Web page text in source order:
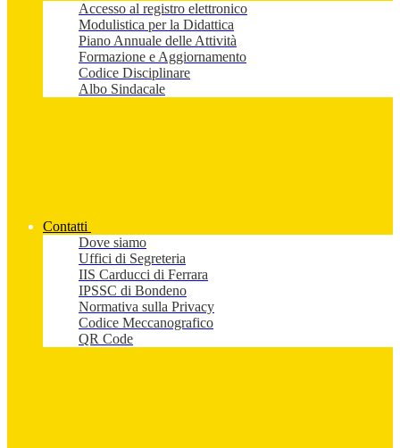
Accesso al registro elettronico
Modulistica per la Didattica
Piano Annuale delle Attività
Formazione e Aggiornamento
Codice Disciplinare
Albo Sindacale
Contatti
Dove siamo
Uffici di Segreteria
IIS Carducci di Ferrara
IPSSC di Bondeno
Normativa sulla Privacy
Codice Meccanografico
QR Code